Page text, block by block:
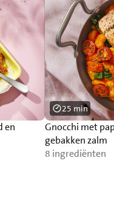
en
Gnocchi met
gebakken zalm
8 ingrediënten
25 min